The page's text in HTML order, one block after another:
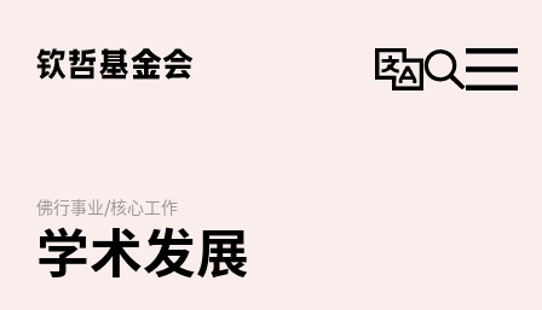
变
搜
选
佛行事业/核心工作
学术发展